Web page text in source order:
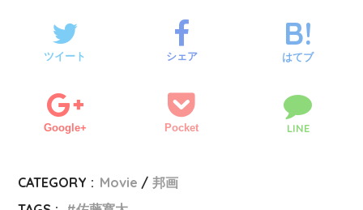
ツイート シェア はてブ
Google+ Pocket LINE
CATEGORY : Movie
邦画